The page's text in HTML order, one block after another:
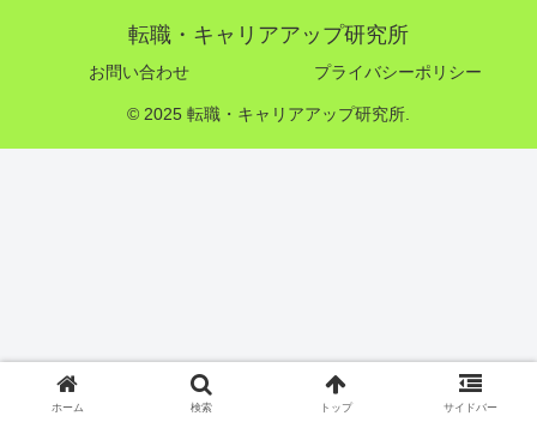
転職・キャリアアップ研究所
お問い合わせ プライバシーポリシー
© 2025 転職・キャリアアップ研究所.
ホーム 検索 トップ サイドバー